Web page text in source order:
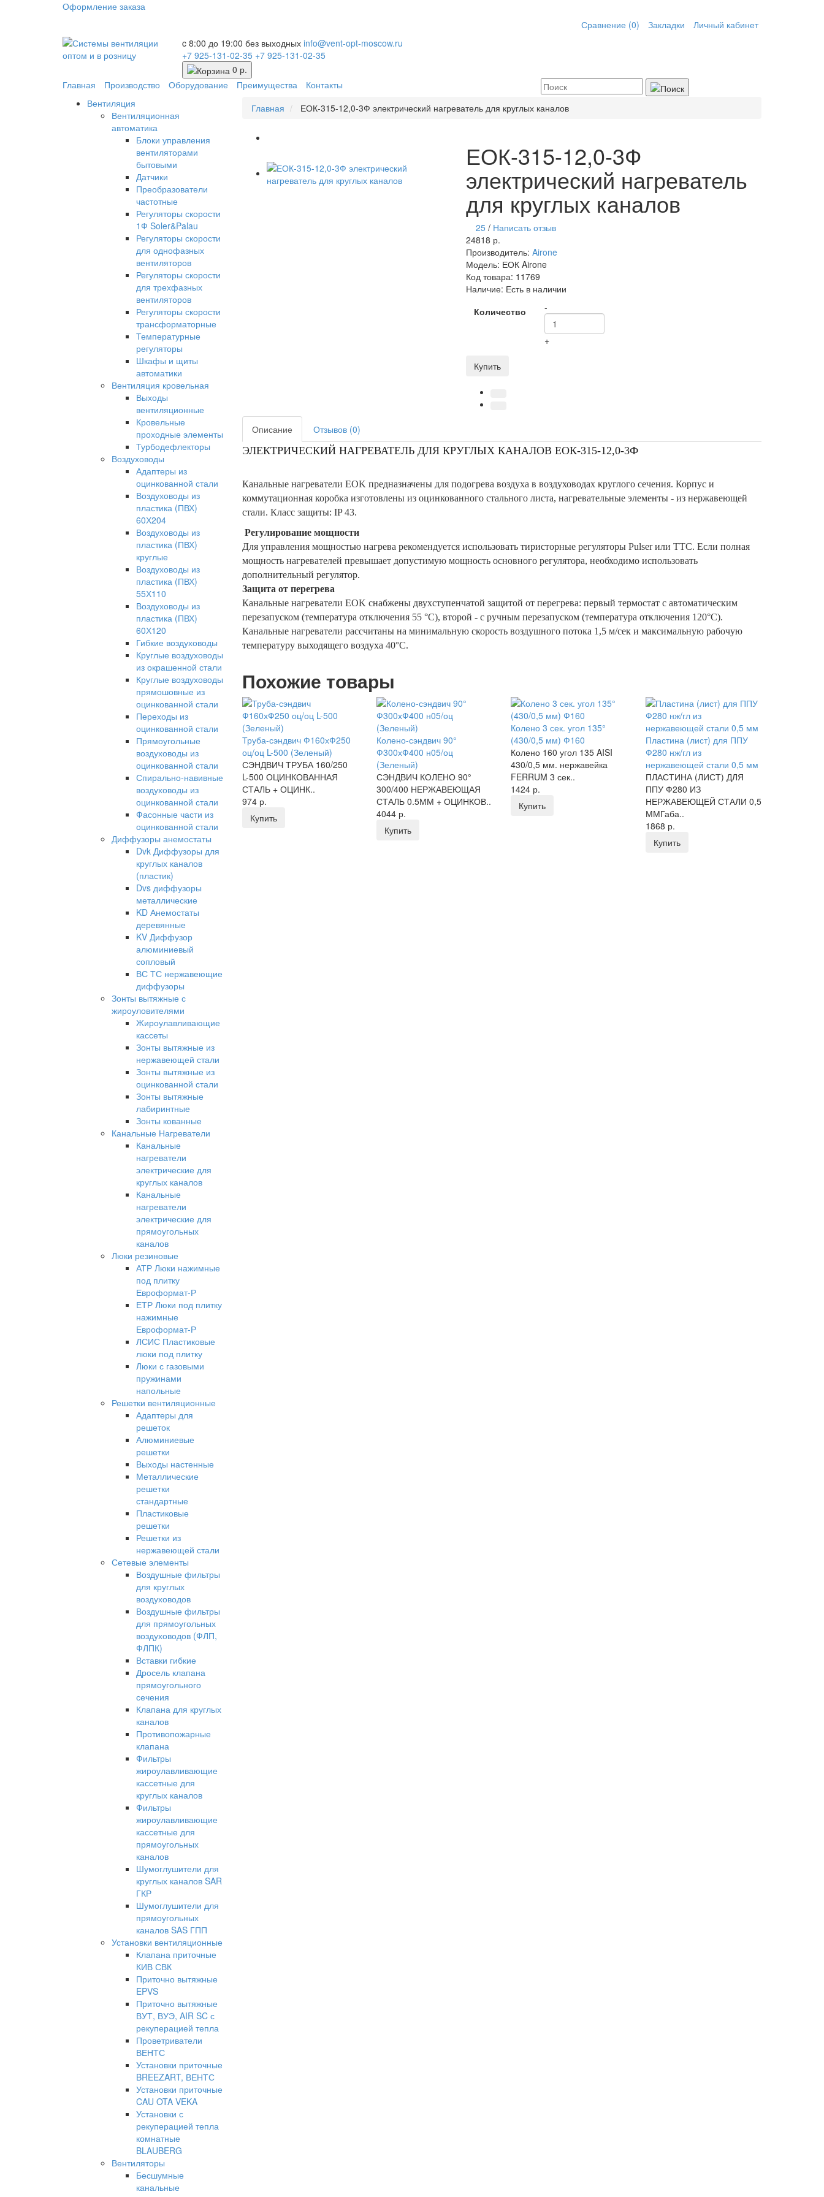
Оформление заказа
Сравнение (0)
Закладки
Личный кабинет
c 8:00 до 19:00 без выходных info@vent-opt-moscow.ru
+7 925-131-02-35 +7 925-131-02-35
0 р.
Главная
Производство Оборудование Преимущества
Контакты
Вентиляция
Вентиляционная
автоматика
Блоки управления
вентиляторами
бытовыми
Датчики
Преобразователи
частотные
Регуляторы скорости
1Ф Soler&Palau
Регуляторы скорости
для однофазных
вентиляторов
Регуляторы скорости
для трехфазных
вентиляторов
Регуляторы скорости
трансформаторные
Температурные
регуляторы
Шкафы и щиты
автоматики
Вентиляция кровельная
Выходы
вентиляционные
Кровельные
проходные элементы
Турбодефлекторы
Воздуховоды
Адаптеры из
оцинкованной стали
Воздуховоды из
пластика (ПВХ)
60Х204
Воздуховоды из
пластика (ПВХ)
круглые
Воздуховоды из
пластика (ПВХ)
55Х110
Воздуховоды из
пластика (ПВХ)
60Х120
Гибкие воздуховоды
Круглые воздуховоды
из окрашенной стали
Круглые воздуховоды
прямошовные из
оцинкованной стали
Переходы из
оцинкованной стали
Прямоугольные
воздуховоды из
оцинкованной стали
Спирально-навивные
воздуховоды из
оцинкованной стали
Фасонные части из
оцинкованной стали
Диффузоры анемостаты
Dvk Диффузоры для
круглых каналов
(пластик)
Dvs диффузоры
металлические
KD Анемостаты
деревянные
KV Диффузор
алюминиевый
сопловый
ВС ТС нержавеющие
диффузоры
Зонты вытяжные с
жироуловителями
Жироулавливающие
кассеты
Зонты вытяжные из
нержавеющей стали
Зонты вытяжные из
оцинкованной стали
Зонты вытяжные
лабиринтные
Зонты кованные
Канальные Нагреватели
Канальные
нагреватели
электрические для
круглых каналов
Канальные
нагреватели
электрические для
прямоугольных
каналов
Люки резиновые
АТР Люки нажимные
под плитку
Евроформат-Р
ЕТР Люки под плитку
нажимные
Евроформат-Р
ЛСИС Пластиковые
люки под плитку
Люки с газовыми
пружинами
напольные
Решетки вентиляционные
Адаптеры для
решеток
Алюминиевые
решетки
Выходы настенные
Металлические
решетки
стандартные
Пластиковые
решетки
Решетки из
нержавеющей стали
Сетевые элементы
Воздушные фильтры
для круглых
воздуховодов
Воздушные фильтры
для прямоугольных
воздуховодов (ФЛП,
ФЛПК)
Вставки гибкие
Дросель клапана
прямоугольного
сечения
Клапана для круглых
каналов
Противопожарные
клапана
Фильтры
жироулавливающие
кассетные для
круглых каналов
Фильтры
жироулавливающие
кассетные для
прямоугольных
каналов
Шумоглушители для
круглых каналов SAR
ГКР
Шумоглушители для
прямоугольных
каналов SAS ГПП
Установки вентиляционные
Клапана приточные
КИВ СВК
Приточно вытяжные
EPVS
Приточно вытяжные
ВУТ, ВУЭ, AIR SC с
рекуперацией тепла
Проветриватели
ВЕНТС
Установки приточные
BREEZART, ВЕНТС
Установки приточные
CAU OTA VEKA
Установки с
рекуперацией тепла
комнатные
BLAUBERG
Вентиляторы
Бесшумные
канальные
Главная ЕОК-315-12,0-3Ф электрический нагреватель для круглых каналов
ЕОК-315-12,0-3Ф
электрический нагреватель
для круглых каналов
25 / Написать отзыв
24818 р.
Производитель:Airone
Модель: ЕОК Airone
Код товара: 11769
Наличие: Есть в наличии
Количество
-
+
Купить
Описание
Отзывов (0)
ЭЛЕКТРИЧЕСКИЙ НАГРЕВАТЕЛЬ ДЛЯ КРУГЛЫХ КАНАЛОВ ЕОК-315-12,0-3Ф
Канальные нагреватели EOK предназначены для подогрева воздуха в воздуховодах круглого сечения. Корпус и
коммутационная коробка изготовлены из оцинкованного стального листа, нагревательные элементы - из нержавеющей
стали. Класс защиты: IP 43.
Регулирование мощности
Для управления мощностью нагрева рекомендуется использовать тиристорные регуляторы Pulser или TTC. Если полная
мощность нагревателей превышает допустимую мощность основного регулятора, необходимо использовать
дополнительный регулятор.
Защита от перегрева
Канальные нагреватели EOK снабжены двухступенчатой защитой от перегрева: первый термостат с автоматическим
перезапуском (температура отключения 55 °С), второй - с ручным перезапуском (температура отключения 120°С).
Канальные нагреватели рассчитаны на минимальную скорость воздушного потока 1,5 м/сек и максимальную рабочую
температуру выходящего воздуха 40°С.
Похожие товары
Труба-сэндвич Ф160хФ250
оц/оц L-500 (Зеленый)
СЭНДВИЧ ТРУБА 160/250
L-500 ОЦИНКОВАННАЯ
СТАЛЬ + ОЦИНК..
974 р.
Купить
Колено-сэндвич 90°
Ф300хФ400 н05/оц
(Зеленый)
СЭНДВИЧ КОЛЕНО 90°
300/400 НЕРЖАВЕЮЩАЯ
СТАЛЬ 0.5ММ + ОЦИНКОВ..
4044 р.
Купить
Колено 3 сек. угол 135°
(430/0,5 мм) Ф160
Колено 160 угол 135 AISI
430/0,5 мм. нержавейка
FERRUM 3 сек..
1424 р.
Купить
Пластина (лист) для ППУ
Ф280 нж/гл из
нержавеющей стали 0,5 мм
ПЛАСТИНА (ЛИСТ) ДЛЯ
ППУ Ф280 ИЗ
НЕРЖАВЕЮЩЕЙ СТАЛИ 0,5
ММГаба..
1868 р.
Купить